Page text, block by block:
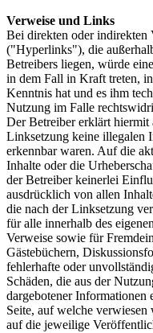
Verweise und Links
Bei direkten oder indirekten
("Hyperlinks"), die
Betreibers liegen, würde
in dem Fall in Kraft treten,
Kenntnis hat und es ihm
Nutzung im Falle
Der Betreiber erklärt hiermit
Linksetzung keine illegalen
erkennbar waren. Auf die
Inhalte oder die
der Betreiber keinerlei
ausdrücklich von allen
die nach der Linksetzung
für alle innerhalb des
Verweise sowie für
Gästebüchern,
fehlerhafte oder
Schäden, die aus der
dargebotener Informationen
Seite, auf welche
auf die jeweilige